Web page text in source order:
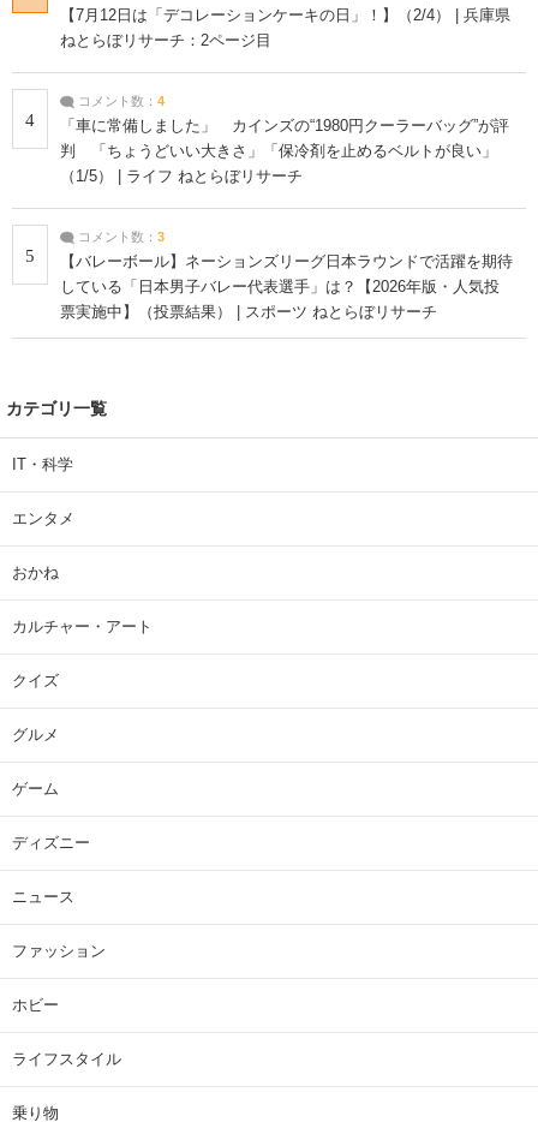
【7月12日は「デコレーションケーキの日」！】（2/4） | 兵庫県
ねとらぼリサーチ：2ページ目
4
コメント数： 4
「車に常備しました」 カインズの“1980円クーラーバッグ”が評
判 「ちょうどいい大きさ」「保冷剤を止めるベルトが良い」
（1/5） | ライフ ねとらぼリサーチ
5
コメント数： 3
【バレーボール】ネーションズリーグ日本ラウンドで活躍を期待
している「日本男子バレー代表選手」は？【2026年版・人気投
票実施中】（投票結果） | スポーツ ねとらぼリサーチ
カテゴリ一覧
IT・科学
エンタメ
おかね
カルチャー・アート
クイズ
グルメ
ゲーム
ディズニー
ニュース
ファッション
ホビー
ライフスタイル
乗り物